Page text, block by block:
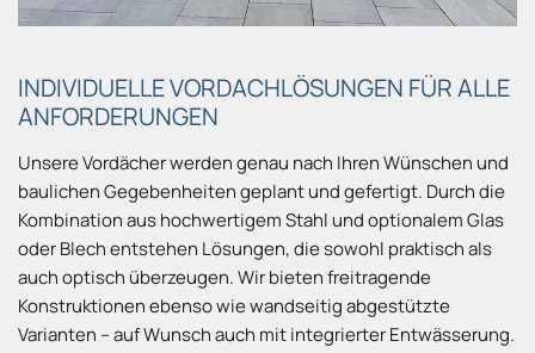
INDIVIDUELLE VORDACHLÖSUNGEN FÜR ALLE
ANFORDERUNGEN
Unsere Vordächer werden genau nach Ihren Wünschen und
baulichen Gegebenheiten geplant und gefertigt. Durch die
Kombination aus hochwertigem Stahl und optionalem Glas
oder Blech entstehen Lösungen, die sowohl praktisch als
auch optisch überzeugen. Wir bieten freitragende
Konstruktionen ebenso wie wandseitig abgestützte
Varianten – auf Wunsch auch mit integrierter Entwässerung.